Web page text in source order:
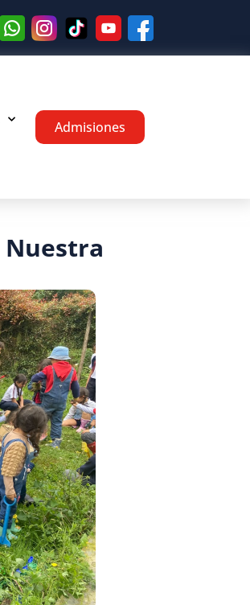
Admisiones
Nuestra